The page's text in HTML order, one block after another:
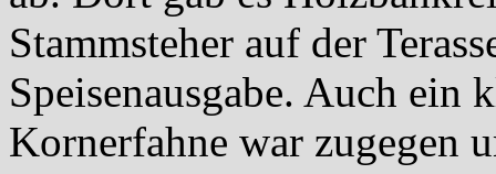
Stammsteher auf der
Speisenausgabe. Auch ein
Kornerfahne war zugegen